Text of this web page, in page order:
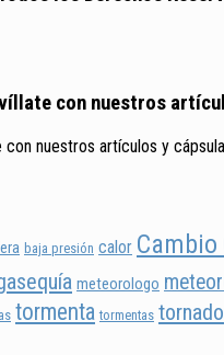
con nuestros
nuestros artículos y
baja presión calor
meteorologo
tormenta tormentas tornado